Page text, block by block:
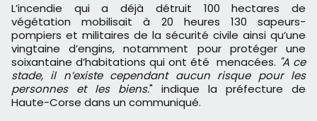
L’incendie qui a déjà détruit 100 hectares de
végétation mobilisait à 20 heures 130 sapeurs-
pompiers et militaires de la sécurité civile ainsi qu’une
vingtaine d’engins, notamment pour protéger une
soixantaine d’habitations qui ont été menacées. "A ce
stade, il n’existe cependant aucun risque pour les
personnes et les biens." indique la préfecture de
Haute-Corse dans un communiqué.